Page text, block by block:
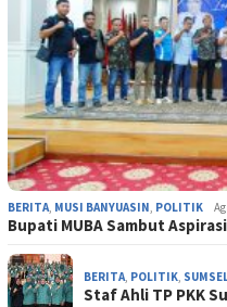
BERITA, MUSI BANYUASIN, POLITIK
Bupati MUBA Sambut
BERITA, POLITIK,
Staf Ahli TP PKK